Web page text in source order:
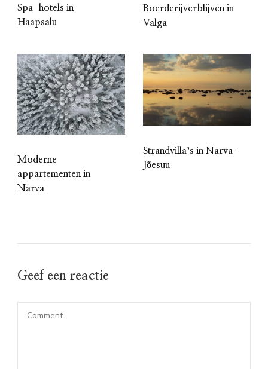
Spa-hotels in
Haapsalu
Boerderijverblijven in
Valga
Moderne
appartementen in
Narva
Strandvillaʼs in Narva-
Jõesuu
Geef een reactie